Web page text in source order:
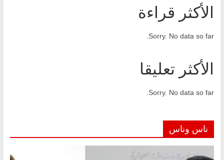
الأكثر قراءة
Sorry. No data so far.
الأكثر تعليقا
Sorry. No data so far.
ناس وناس